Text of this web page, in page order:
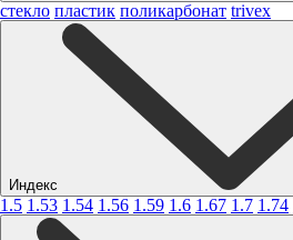
стекло пластик поликарбонат trivex
Индекс
1.5 1.53 1.54 1.56 1.59 1.6 1.67 1.7 1.74